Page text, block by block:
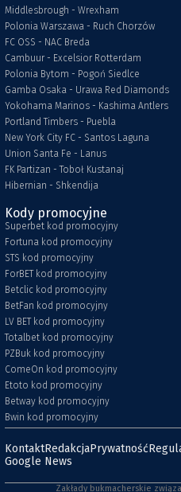
Middlesbrough - Wrexham
Polonia Warszawa - Ruch Chorzów
FC OSS - NAC Breda
Cambuur - Excelsior Rotterdam
Polonia Bytom - Pogoń Siedlce
Gamba Osaka - Urawa Red Diamonds
Yokohama Marinos - Kashima Antlers
Portland Timbers - Puebla
New York City FC - Santos Laguna
Union Santa Fe - Lanus
FK Partizan - Toboł Kustanaj
Hibernian - Shkendija
Kody promocyjne
Superbet kod promocyjny
Fortuna kod promocyjny
STS kod promocyjny
ForBET kod promocyjny
Betclic kod promocyjny
BetFan kod promocyjny
LV BET kod promocyjny
Totalbet kod promocyjny
PZBuk kod promocyjny
ComeOn kod promocyjny
Etoto kod promocyjny
Betway kod promocyjny
Bwin kod promocyjny
KontaktRedakcjaPrywatność
Google News
Zakłady bukmacherskie